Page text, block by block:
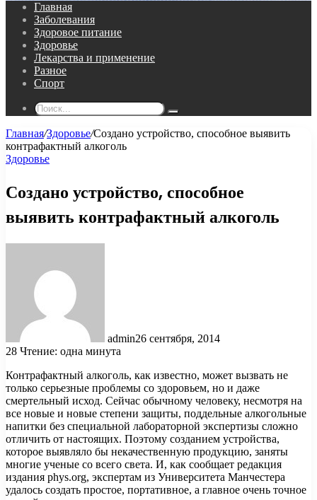
Главная
Заболевания
Здоровое питание
Здоровье
Лекарства и применение
Разное
Спорт
Поиск...
Главная/Здоровье/Создано устройство, способное выявить
контрафактный алкоголь
Здоровье
Создано устройство, способное
выявить контрафактный алкоголь
admin26 сентября, 2014
28 Чтение: одна минута
Контрафактный алкоголь, как известно, может вызвать не
только серьезные проблемы со здоровьем, но и даже
смертельный исход. Сейчас обычному человеку, несмотря на
все новые и новые степени защиты, поддельные алкогольные
напитки без специальной лабораторной экспертизы сложно
отличить от настоящих. Поэтому созданием устройства,
которое выявляло бы некачественную продукцию, заняты
многие ученые со всего света. И, как сообщает редакция
издания phys.org, экспертам из Университета Манчестера
удалось создать простое, портативное, а главное очень точное